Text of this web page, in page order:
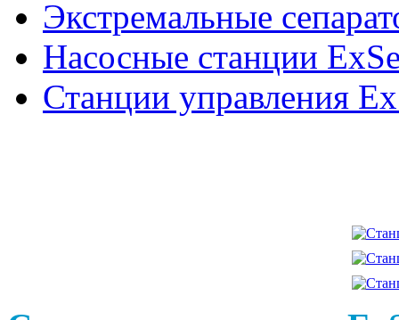
Экстремальные
Насосные станции
Станции управления